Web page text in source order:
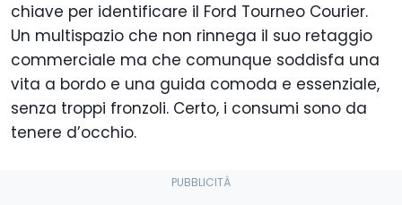
chiave per identificare il Ford Tourneo Courier.
Un multispazio che non rinnega il suo retaggio
commerciale ma che comunque soddisfa una
vita a bordo e una guida comoda e essenziale,
senza troppi fronzoli. Certo, i consumi sono da
tenere d’occhio.